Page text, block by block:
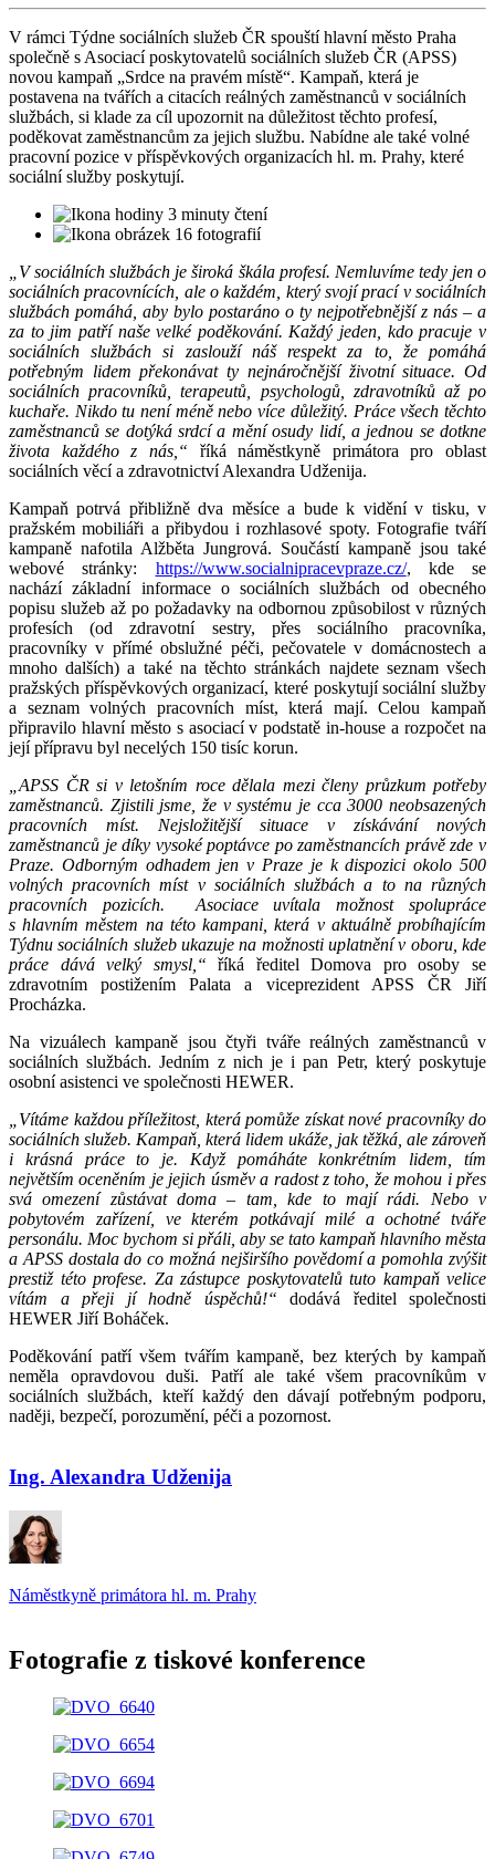
V rámci Týdne sociálních služeb ČR spouští hlavní město Praha
společně s Asociací poskytovatelů sociálních služeb ČR (APSS)
novou kampaň „Srdce na pravém místě“. Kampaň, která je
postavena na tvářích a citacích reálných zaměstnanců v sociálních
službách, si klade za cíl upozornit na důležitost těchto profesí,
poděkovat zaměstnancům za jejich službu. Nabídne ale také volné
pracovní pozice v příspěvkových organizacích hl. m. Prahy, které
sociální služby poskytují.
3 minuty čtení
16 fotografií
„V sociálních službách je široká škála profesí. Nemluvíme tedy jen o
sociálních pracovnících, ale o každém, který svojí prací v sociálních
službách pomáhá, aby bylo postaráno o ty nejpotřebnější z nás – a
za to jim patří naše velké poděkování. Každý jeden, kdo pracuje v
sociálních službách si zaslouží náš respekt za to, že pomáhá
potřebným lidem překonávat ty nejnáročnější životní situace. Od
sociálních pracovníků, terapeutů, psychologů, zdravotníků až po
kuchaře. Nikdo tu není méně nebo více důležitý. Práce všech těchto
zaměstnanců se dotýká srdcí a mění osudy lidí, a jednou se dotkne
života každého z nás,“ říká náměstkyně primátora pro oblast
sociálních věcí a zdravotnictví Alexandra Udženija.
Kampaň potrvá přibližně dva měsíce a bude k vidění v tisku, v
pražském mobiliáři a přibydou i rozhlasové spoty. Fotografie tváří
kampaně nafotila Alžběta Jungrová. Součástí kampaně jsou také
webové stránky: https://www.socialnipracevpraze.cz/, kde se
nachází základní informace o sociálních službách od obecného
popisu služeb až po požadavky na odbornou způsobilost v různých
profesích (od zdravotní sestry, přes sociálního pracovníka,
pracovníky v přímé obslužné péči, pečovatele v domácnostech a
mnoho dalších) a také na těchto stránkách najdete seznam všech
pražských příspěvkových organizací, které poskytují sociální služby
a seznam volných pracovních míst, která mají. Celou kampaň
připravilo hlavní město s asociací v podstatě in-house a rozpočet na
její přípravu byl necelých 150 tisíc korun.
„APSS ČR si v letošním roce dělala mezi členy průzkum potřeby
zaměstnanců. Zjistili jsme, že v systému je cca 3000 neobsazených
pracovních míst. Nejsložitější situace v získávání nových
zaměstnanců je díky vysoké poptávce po zaměstnancích právě zde v
Praze. Odborným odhadem jen v Praze je k dispozici okolo 500
volných pracovních míst v sociálních službách a to na různých
pracovních pozicích. Asociace uvítala možnost spolupráce
s hlavním městem na této kampani, která v aktuálně probíhajícím
Týdnu sociálních služeb ukazuje na možnosti uplatnění v oboru, kde
práce dává velký smysl,“ říká ředitel Domova pro osoby se
zdravotním postižením Palata a viceprezident APSS ČR Jiří
Procházka.
Na vizuálech kampaně jsou čtyři tváře reálných zaměstnanců v
sociálních službách. Jedním z nich je i pan Petr, který poskytuje
osobní asistenci ve společnosti HEWER.
„Vítáme každou příležitost, která pomůže získat nové pracovníky do
sociálních služeb. Kampaň, která lidem ukáže, jak těžká, ale zároveň
i krásná práce to je. Když pomáháte konkrétním lidem, tím
největším oceněním je jejich úsměv a radost z toho, že mohou i přes
svá omezení zůstávat doma – tam, kde to mají rádi. Nebo v
pobytovém zařízení, ve kterém potkávají milé a ochotné tváře
personálu. Moc bychom si přáli, aby se tato kampaň hlavního města
a APSS dostala do co možná nejširšího povědomí a pomohla zvýšit
prestiž této profese. Za zástupce poskytovatelů tuto kampaň velice
vítám a přeji jí hodně úspěchů!“ dodává ředitel společnosti
HEWER Jiří Boháček.
Poděkování patří všem tvářím kampaně, bez kterých by kampaň
neměla opravdovou duši. Patří ale také všem pracovníkům v
sociálních službách, kteří každý den dávají potřebným podporu,
naději, bezpečí, porozumění, péči a pozornost.
Ing. Alexandra Udženija
Náměstkyně primátora hl. m. Prahy
Fotografie z tiskové konference